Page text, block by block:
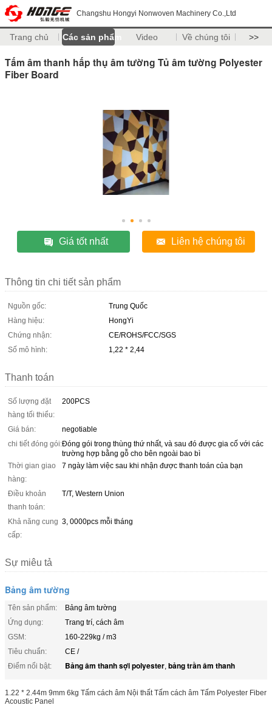
Changshu Hongyi Nonwoven Machinery Co.,Ltd
Trang chủ Các sản phẩm Video Về chúng tôi >>
Tấm âm thanh hấp thụ âm tường Tủ âm tường Polyester
Fiber Board
Giá tốt nhất Liên hệ chúng tôi
Thông tin chi tiết sản phẩm
Nguồn gốc:
Trung Quốc
Hàng hiệu:
HongYi
Chứng nhận:
CE/ROHS/FCC/SGS
Số mô hình:
1,22 * 2,44
Thanh toán
Số lượng đặt
hàng tối thiểu:
200PCS
Giá bán:
negotiable
chi tiết đóng gói:Đóng gói trong thùng thứ nhất, và sau đó được gia cố với các
trường hợp bằng gỗ cho bên ngoài bao bì
Thời gian giao
hàng:
7 ngày làm việc sau khi nhận được thanh toán của bạn
Điều khoản
thanh toán:
T/T, Western Union
Khả năng cung
cấp:
3, 0000pcs mỗi tháng
Sự miêu tả
Bảng âm tường
Tên sản phẩm:
Bảng âm tường
Ứng dụng:
Trang trí, cách âm
GSM:
160-229kg / m3
Tiêu chuẩn:
CE /
Điểm nổi bật:
Bảng âm thanh sợi polyester, bảng trần âm thanh
1.22 * 2.44m 9mm 6kg Tấm cách âm Nội thất Tấm cách âm Tấm Polyester Fiber
Acoustic Panel